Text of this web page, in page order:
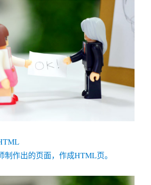
制作出的页面，作成HTML页。